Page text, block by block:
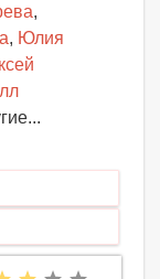
,
, Юлия